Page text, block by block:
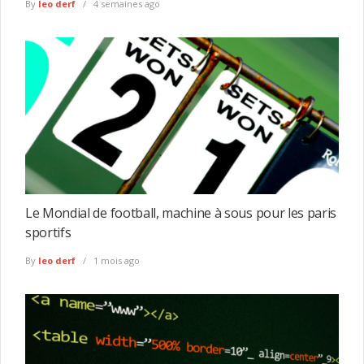
By leo derf 4 semaines ago
Le Mondial de football, machine à sous pour les paris
sportifs
By leo derf 1 mois ago